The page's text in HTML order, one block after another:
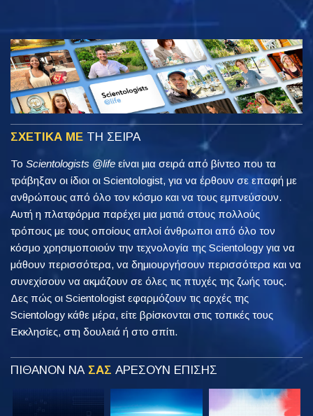
ΣΧΕΤΙΚΑ ΜΕ ΤΗ ΣΕΙΡΑ
Το Scientologists @life είναι μια σειρά από βίντεο που τα
τράβηξαν οι ίδιοι οι Scientologist, για να έρθουν σε επαφή με
ανθρώπους από όλο τον κόσμο και να τους εμπνεύσουν.
Αυτή η πλατφόρμα παρέχει μια ματιά στους πολλούς
τρόπους με τους οποίους απλοί άνθρωποι από όλο τον
κόσμο χρησιμοποιούν την τεχνολογία της Scientology για να
μάθουν περισσότερα, να δημιουργήσουν περισσότερα και να
συνεχίσουν να ακμάζουν σε όλες τις πτυχές της ζωής τους.
Δες πώς οι Scientologist εφαρμόζουν τις αρχές της
Scientology κάθε μέρα, είτε βρίσκονται στις τοπικές τους
Εκκλησίες, στη δουλειά ή στο σπίτι.
ΠΙΘΑΝΟΝ ΝΑ ΣΑΣ ΑΡΕΣΟΥΝ ΕΠΙΣΗΣ